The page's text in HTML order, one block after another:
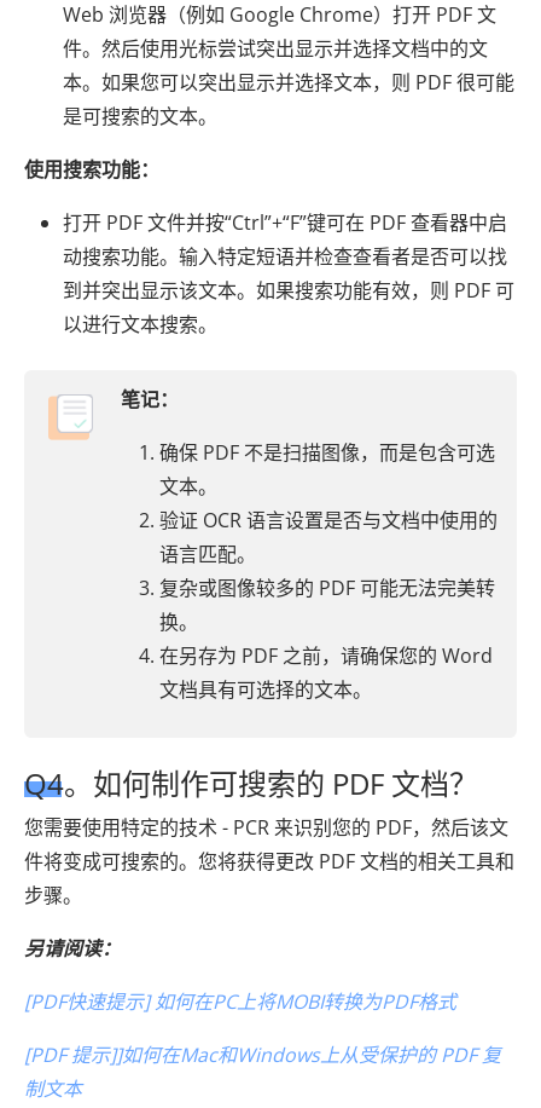
Web 浏览器（例如 Google Chrome）打开 PDF 文
件。然后使用光标尝试突出显示并选择文档中的文
本。如果您可以突出显示并选择文本，则 PDF 很可能
是可搜索的文本。
使用搜索功能：
打开 PDF 文件并按“Ctrl”+“F”键可在 PDF 查看器中启
动搜索功能。输入特定短语并检查查看者是否可以找
到并突出显示该文本。如果搜索功能有效，则 PDF 可
以进行文本搜索。
笔记：
确保 PDF 不是扫描图像，而是包含可选
文本。
验证 OCR 语言设置是否与文档中使用的
语言匹配。
复杂或图像较多的 PDF 可能无法完美转
换。
在另存为 PDF 之前，请确保您的 Word
文档具有可选择的文本。
Q4。如何制作可搜索的 PDF 文档？
您需要使用特定的技术 - PCR 来识别您的 PDF，然后该文
件将变成可搜索的。您将获得更改 PDF 文档的相关工具和
步骤。
另请阅读：
[PDF快速提示] 如何在PC上将MOBI转换为PDF格式
[PDF 提示]]如何在Mac和Windows上从受保护的 PDF 复
制文本